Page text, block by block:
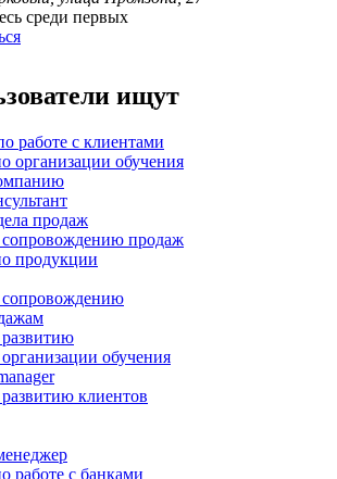
среди первых
ищут
работе с клиентами
организации обучения
продаж
продаж
продукции
обучения
клиентов
работе с банками